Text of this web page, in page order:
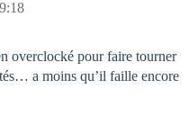
overclocké pour faire tourner
a moins qu’il faille encore